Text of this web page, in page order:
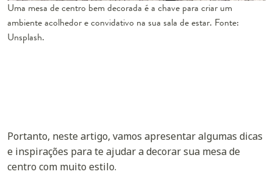
Uma mesa de centro bem decorada é a chave para criar um
ambiente acolhedor e convidativo na sua sala de estar. Fonte:
Unsplash.
Portanto, neste artigo, vamos apresentar algumas dicas
e inspirações para te ajudar a decorar sua mesa de
centro com muito estilo.